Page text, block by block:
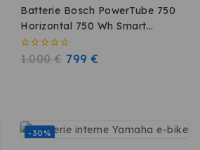
Batterie Bosch PowerTube 750
Horizontal 750 Wh Smart
System
0
1.000€ 799€
-30%